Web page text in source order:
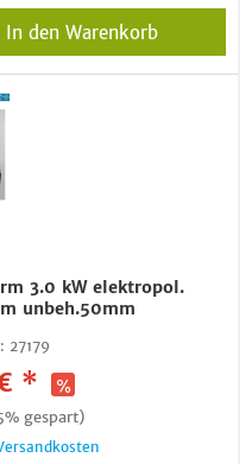
In den Warenkorb
3.0 kW elektropol.
unbeh.50mm
27179
*
gespart)